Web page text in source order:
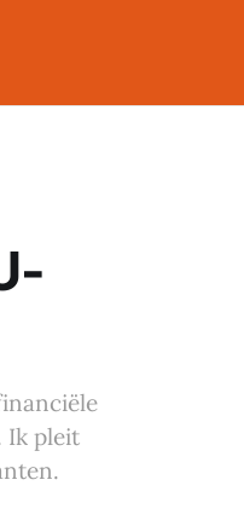
Ik pleit